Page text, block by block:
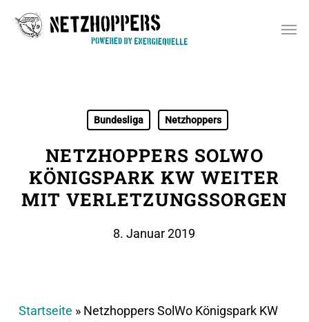
Bundesliga Netzhoppers
NETZHOPPERS SOLWO
KÖNIGSPARK KW WEITER
MIT VERLETZUNGSSORGEN
8. Januar 2019
Startseite » Netzhoppers SolWo Königspark KW